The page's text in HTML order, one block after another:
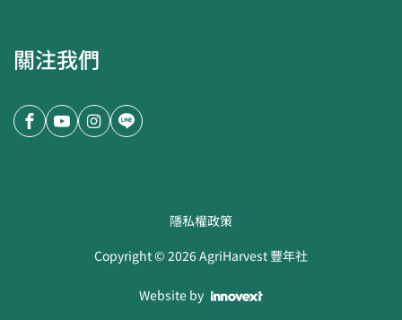
關注我們
隱私權政策
Copyright ©2026AgriHarvest 豐年社
Website by